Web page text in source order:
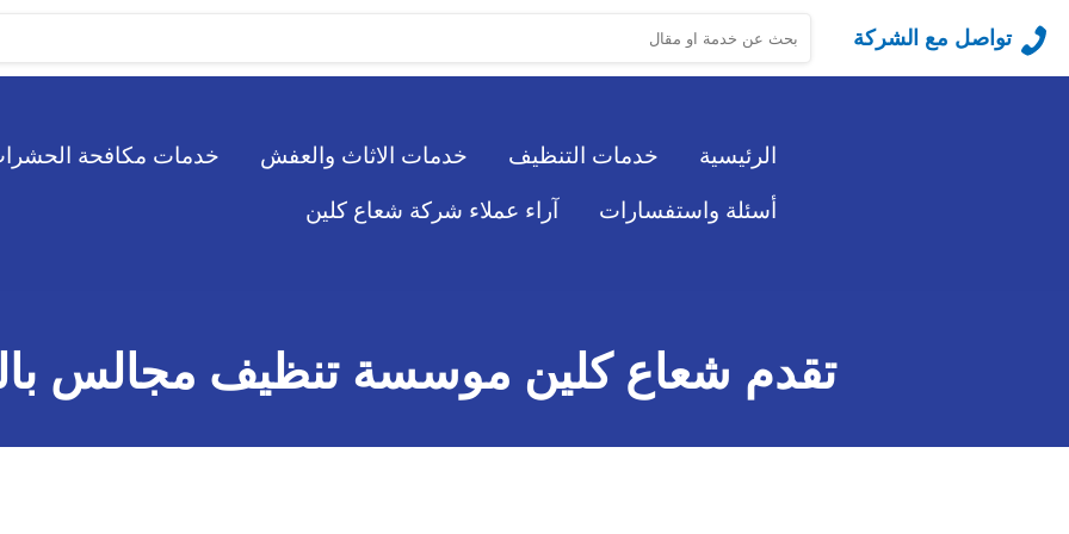
تواصل مع الشركة
البحث
عن:
الرئيسية خدمات التنظيف خدمات الاثاث والعفش خدمات مكافحة
أسئلة واستفسارات آراء عملاء شركة شعاع كلين
تقدم شعاع كلين موسسة تنظيف مجالس